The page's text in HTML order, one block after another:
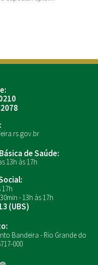
de Saúde:
13h às 17h
17h
- 13h às 17h
(UBS)
Bandeira - Rio Grande do
000